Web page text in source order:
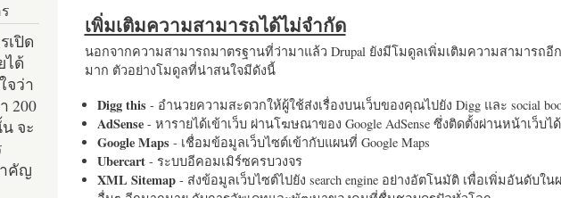
เพิ่มเติมความสามารถได้ไม่จำกัด
นอกจากความสามารถมาตรฐานที่ว่ามาแล้ว Drupal ยังมีโมดูลเพิ่มเติมความสามารถอี
มาก ตัวอย่างโมดูลที่น่าสนใจมีดังนี้
Digg this- อำนวยความสะดวกให้ผู้ใช้ส่งเรื่องบนเว็บของคุณไปยัง Digg และ social
AdSense- หารายได้เข้าเว็บ ผ่านโฆษณาของ Google AdSense ซึ่งติดตั้งผ่านหน้าเว็บไ
Google Maps- เชื่อมข้อมูลเว็บไซต์เข้ากับแผนที่ Google Maps
Ubercart- ระบบอีคอมเมิร์ซครบวงจร
XML Sitemap- ส่งข้อมูลเว็บไซต์ไปยัง search engine อย่างอัตโนมัติ เพื่อเพิ่มอันดับใ
เปิด
ได้
จว่า
200
จะ
คัญ